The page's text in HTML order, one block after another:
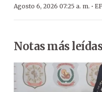
Agosto 6, 2026 07:25 a. m. ·
Notas más leídas